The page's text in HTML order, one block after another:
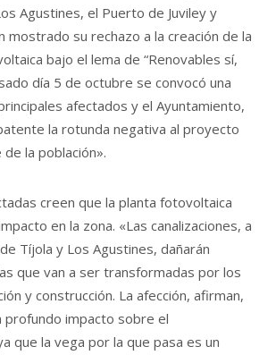
Agustines, el Puerto de Juviley y
mostrado su rechazo a la creación de la
bajo el lema de “Renovables sí,
día 5 de octubre se convocó una
afectados y el Ayuntamiento,
la rotunda negativa al proyecto
la población».
creen que la planta fotovoltaica
en la zona. «Las canalizaciones, a
Tíjola y Los Agustines, dañarán
que van a ser transformadas por los
y construcción. La afección, afirman,
profundo impacto sobre el
que la vega por la que pasa es un